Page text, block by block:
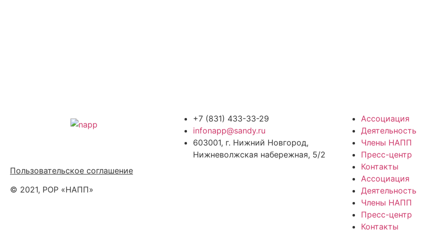
Пользовательское соглашение
© 2021, РОР «НАПП»
+7 (831) 433-33-29
infonapp@sandy.ru
603001, г. Нижний Новгород,
Нижневолжская набережная, 5/2
Ассоциация
Деятельность
Члены НАПП
Пресс-центр
Контакты
Ассоциация
Деятельность
Члены НАПП
Пресс-центр
Контакты